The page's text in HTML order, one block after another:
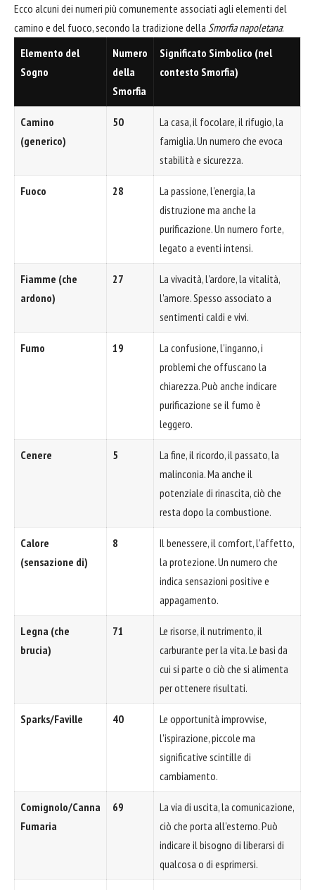
Ecco alcuni dei numeri più comunemente associati agli elementi del
camino e del fuoco, secondo la tradizione della Smorfia napoletana:
Elemento del
Sogno
Numero
della
Smorfia
Significato Simbolico (nel
contesto Smorfia)
Camino
(generico)
50
La casa, il focolare, il rifugio, la
famiglia. Un numero che evoca
stabilità e sicurezza.
Fuoco 28
La passione, l'energia, la
distruzione ma anche la
purificazione. Un numero forte,
legato a eventi intensi.
Fiamme (che
ardono)
27
La vivacità, l'ardore, la vitalità,
l'amore. Spesso associato a
sentimenti caldi e vivi.
Fumo 19
La confusione, l'inganno, i
problemi che offuscano la
chiarezza. Può anche indicare
purificazione se il fumo è
leggero.
Cenere 5
La fine, il ricordo, il passato, la
malinconia. Ma anche il
potenziale di rinascita, ciò che
resta dopo la combustione.
Calore
(sensazione di)
8
Il benessere, il comfort, l'affetto,
la protezione. Un numero che
indica sensazioni positive e
appagamento.
Legna (che
brucia)
71
Le risorse, il nutrimento, il
carburante per la vita. Le basi da
cui si parte o ciò che si alimenta
per ottenere risultati.
Sparks/Faville 40
Le opportunità improvvise,
l'ispirazione, piccole ma
significative scintille di
cambiamento.
Comignolo/Canna
Fumaria
69
La via di uscita, la comunicazione,
ciò che porta all'esterno. Può
indicare il bisogno di liberarsi di
qualcosa o di esprimersi.